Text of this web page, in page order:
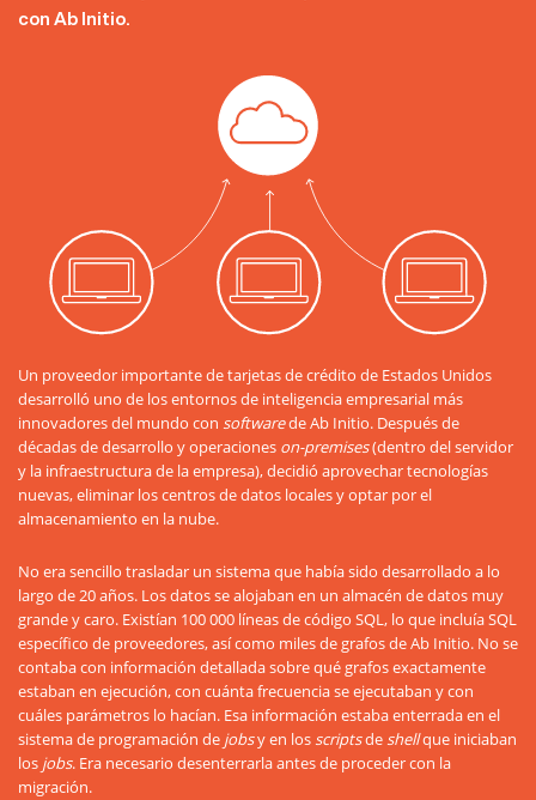
con Ab Initio.
Un proveedor importante de tarjetas de crédito de Estados Unidos
desarrolló uno de los entornos de inteligencia empresarial más
innovadores del mundo con softwarede Ab Initio. Después de
décadas de desarrollo y operaciones on-premises(dentro del servidor
y la infraestructura de la empresa), decidió aprovechar tecnologías
nuevas, eliminar los centros de datos locales y optar por el
almacenamiento en la nube.
No era sencillo trasladar un sistema que había sido desarrollado a lo
largo de 20 años. Los datos se alojaban en un almacén de datos muy
grande y caro. Existían 100 000 líneas de código SQL, lo que incluía SQL
específico de proveedores, así como miles de grafos de Ab Initio. No se
contaba con información detallada sobre qué grafos exactamente
estaban en ejecución, con cuánta frecuencia se ejecutaban y con
cuáles parámetros lo hacían. Esa información estaba enterrada en el
sistema de programación de jobsy en los scriptsde shellque iniciaban
los jobs. Era necesario desenterrarla antes de proceder con la
migración.